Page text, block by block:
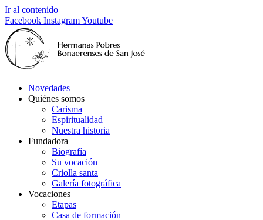
Ir al contenido
Facebook InstagramYoutube
Novedades
Quiénes somos
Carisma
Espiritualidad
Nuestra historia
Fundadora
Biografía
Su vocación
Criolla santa
Galería fotográfica
Vocaciones
Etapas
Casa de formación